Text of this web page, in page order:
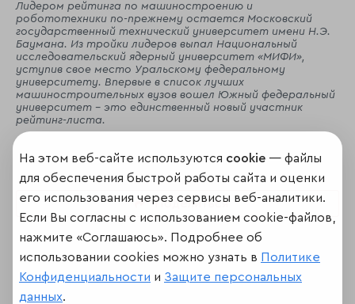
Лидером рейтинга по машиностроению и
робототехники по-прежнему остается Московский
государственный технический университет имени Н.Э.
Баумана. Из тройки лидеров выпал Национальный
исследовательский ядерный университет «МИФИ»,
уступив свое место Уральскому федеральному
университету. Впервые в список лучших
машиностроительных вузов вошел Южный федеральный
университет - это единственный новый участник
рейтинг-листа.
Поделиться
На этом веб-сайте используются cookie — файлы
для обеспечения быстрой работы сайта и оценки
его использования через сервисы веб-аналитики.
Если Вы согласны с использованием cookie-файлов,
нажмите «Соглашаюсь». Подробнее об
использовании cookies можно узнать в Политике
Конфиденциальности и Защите персональных
данных.